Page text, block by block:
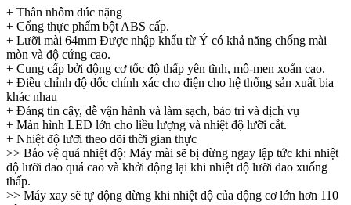
+ Thân nhôm đúc nặng
+ Cổng thực phẩm bột ABS cấp.
+ Lưỡi mài 64mm Được nhập khẩu từ Ý có khả năng chống mài
mòn và độ cứng cao.
+ Cung cấp bởi động cơ tốc độ thấp yên tĩnh, mô-men xoắn cao.
+ Điều chỉnh độ dốc chính xác cho điện cho hệ thống sản xuất bia
khác nhau
+ Đáng tin cậy, dễ vận hành và làm sạch, bảo trì và dịch vụ
+ Màn hình LED lớn cho liều lượng và nhiệt độ lưỡi cắt.
+ Nhiệt độ lưỡi theo dõi thời gian thực
>> Bảo vệ quá nhiệt độ: Máy mài sẽ bị dừng ngay lập tức khi nhiệt
độ lưỡi dao quá cao và khởi động lại khi nhiệt độ lưỡi dao xuống
thấp.
>> Máy xay sẽ tự động dừng khi nhiệt độ của động cơ lớn hơn 110